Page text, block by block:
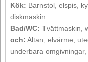
Kök: Barnstol, elspis,
diskmaskin
Bad/WC: Tvättmaskin,
och: Altan, elvärme,
underbara